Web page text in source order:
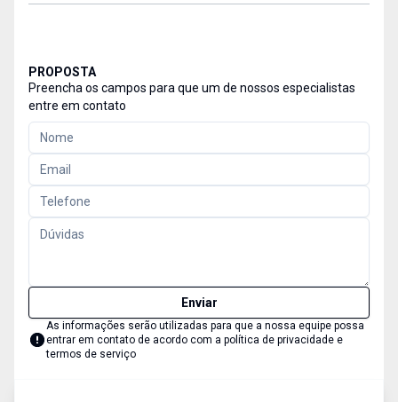
PROPOSTA
Preencha os campos para que um de nossos especialistas
entre em contato
Enviar
As informações serão utilizadas para que a nossa equipe possa
entrar em contato de acordo com a política de privacidade e
termos de serviço